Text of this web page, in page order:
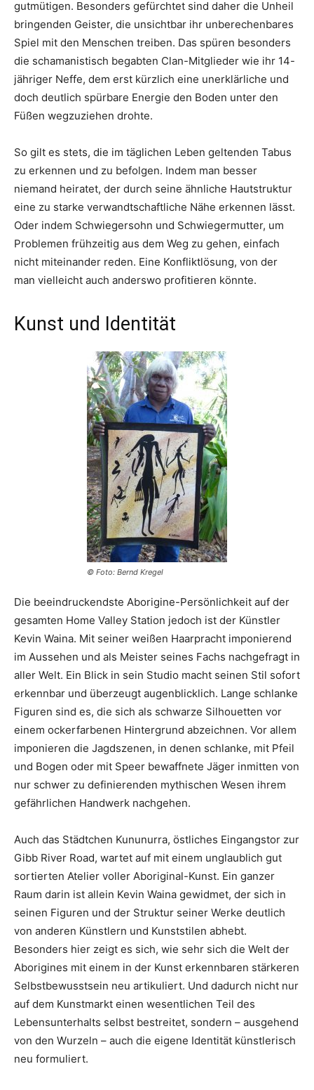
gutmütigen. Besonders gefürchtet sind daher die Unheil
bringenden Geister, die unsichtbar ihr unberechenbares
Spiel mit den Menschen treiben. Das spüren besonders
die schamanistisch begabten Clan-Mitglieder wie ihr 14-
jähriger Neffe, dem erst kürzlich eine unerklärliche und
doch deutlich spürbare Energie den Boden unter den
Füßen wegzuziehen drohte.
So gilt es stets, die im täglichen Leben geltenden Tabus
zu erkennen und zu befolgen. Indem man besser
niemand heiratet, der durch seine ähnliche Hautstruktur
eine zu starke verwandtschaftliche Nähe erkennen lässt.
Oder indem Schwiegersohn und Schwiegermutter, um
Problemen frühzeitig aus dem Weg zu gehen, einfach
nicht miteinander reden. Eine Konfliktlösung, von der
man vielleicht auch anderswo profitieren könnte.
Kunst und Identität
© Foto: Bernd Kregel
Die beeindruckendste Aborigine-Persönlichkeit auf der
gesamten Home Valley Station jedoch ist der Künstler
Kevin Waina. Mit seiner weißen Haarpracht imponierend
im Aussehen und als Meister seines Fachs nachgefragt in
aller Welt. Ein Blick in sein Studio macht seinen Stil sofort
erkennbar und überzeugt augenblicklich. Lange schlanke
Figuren sind es, die sich als schwarze Silhouetten vor
einem ockerfarbenen Hintergrund abzeichnen. Vor allem
imponieren die Jagdszenen, in denen schlanke, mit Pfeil
und Bogen oder mit Speer bewaffnete Jäger inmitten von
nur schwer zu definierenden mythischen Wesen ihrem
gefährlichen Handwerk nachgehen.
Auch das Städtchen Kununurra, östliches Eingangstor zur
Gibb River Road, wartet auf mit einem unglaublich gut
sortierten Atelier voller Aboriginal-Kunst. Ein ganzer
Raum darin ist allein Kevin Waina gewidmet, der sich in
seinen Figuren und der Struktur seiner Werke deutlich
von anderen Künstlern und Kunststilen abhebt.
Besonders hier zeigt es sich, wie sehr sich die Welt der
Aborigines mit einem in der Kunst erkennbaren stärkeren
Selbstbewusstsein neu artikuliert. Und dadurch nicht nur
auf dem Kunstmarkt einen wesentlichen Teil des
Lebensunterhalts selbst bestreitet, sondern – ausgehend
von den Wurzeln – auch die eigene Identität künstlerisch
neu formuliert.